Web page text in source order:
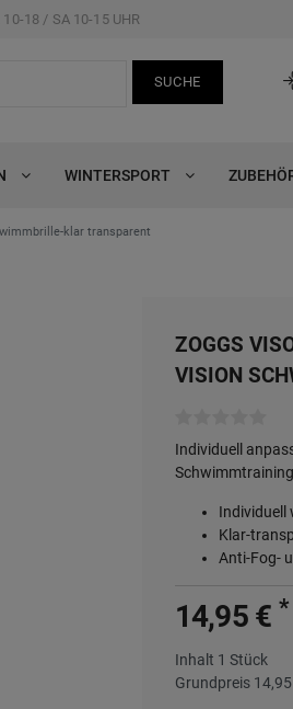
10-18 / SA 10-15 UHR
SUCHE
WINTERSPORT
klar transparent
ZOGGS
VISION
Individuell
Schwimmtraining
Individuell
Klar-
Anti-Fog-
14,95 € *
Inhalt 1 Stück
Grundpreis